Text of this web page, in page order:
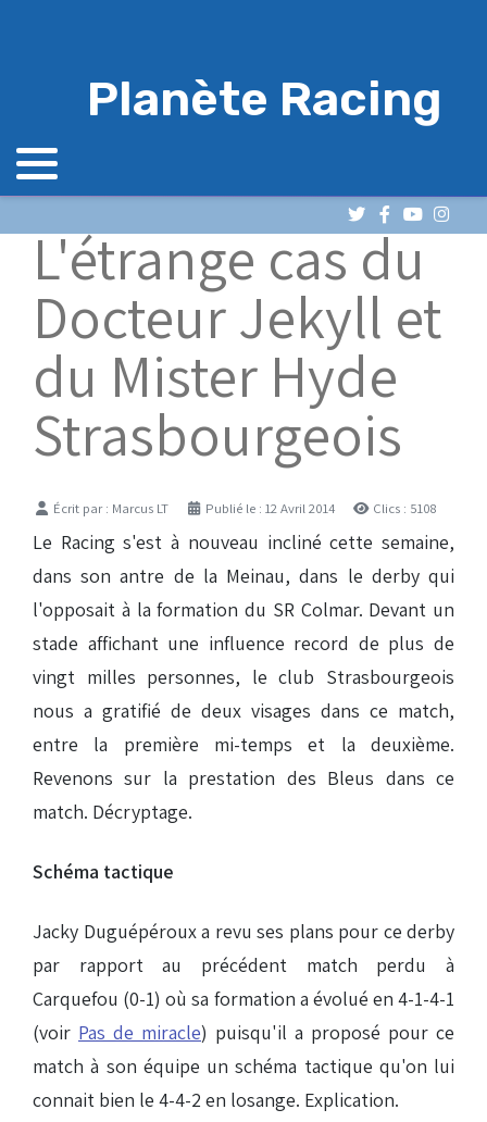
Planète Racing
L'étrange cas du
Docteur Jekyll et
du Mister Hyde
Strasbourgeois
DétailsÉcrit par : Marcus LT Publié le : 12 Avril 2014 Clics : 5108
Le Racing s'est à nouveau incliné cette semaine,
dans son antre de la Meinau, dans le derby qui
l'opposait à la formation du SR Colmar. Devant un
stade affichant une influence record de plus de
vingt milles personnes, le club Strasbourgeois
nous a gratifié de deux visages dans ce match,
entre la première mi-temps et la deuxième.
Revenons sur la prestation des Bleus dans ce
match. Décryptage.
Schéma tactique
Jacky Duguépéroux a revu ses plans pour ce derby
par rapport au précédent match perdu à
Carquefou (0-1) où sa formation a évolué en 4-1-4-1
(voir Pas de miracle) puisqu'il a proposé pour ce
match à son équipe un schéma tactique qu'on lui
connait bien le 4-4-2 en losange. Explication.